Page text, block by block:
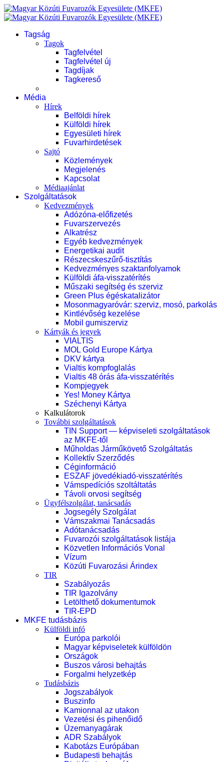
Tagság
Tagok
Tagfelvétel
Tagfelvétel új
Tagdíjak
Tagkereső
Média
Hírek
Belföldi hírek
Külföldi hírek
Egyesületi hírek
Fuvarhirdetések
Sajtó
Közlemények
Megjelenés
Kapcsolat
Médiaajánlat
Szolgáltatások
Kedvezmények
Adózóna-előfizetés
Fuvarszervezés
Alkatrész
Egyéb kedvezmények
Energetikai audit
Részecskeszűrő-tisztítás
Kedvezményes szaktanfolyamok
Külföldi áfa-visszatérítés
Műszaki segítség és szerviz
Green Plus égéskatalizátor
Mosonmagyaróvár: szerviz, mosó, parkolás
Kintlévőség kezelése
Mobil gumiszerviz
Kártyák és jegyek
VIALTIS
MOL Gold Europe Kártya
DKV kártya
Vialtis kompfoglalás
Vialtis 48 órás áfa-visszatérítés
Kompjegyek
Yes! Money Kártya
Széchenyi Kártya
Kalkulátorok
További szolgáltatások
TIN Support — képviseleti szolgáltatások
az MKFE-től
Műholdas Járműkövető Szolgáltatás
Kollektív Szerződés
Céginformáció
ESZAF jövedékiadó-visszatérítés
Vámspedíciós szoltáltatás
Távoli orvosi segítség
Ügyfélszolgálat, tanácsadás
Jogsegély Szolgálat
Vámszakmai Tanácsadás
Adótanácsadás
Fuvarozói szolgáltatások listája
Közvetlen Információs Vonal
Vízum
Közúti Fuvarozási Árindex
TIR
Szabályozás
TIR Igazolvány
Letölthető dokumentumok
TIR-EPD
MKFE tudásbázis
Külföldi infó
Európa parkolói
Magyar képviseletek külföldön
Országok
Buszos városi behajtás
Forgalmi helyzetkép
Tudásbázis
Jogszabályok
Buszinfo
Kamionnal az utakon
Vezetési és pihenőidő
Üzemanyagárak
ADR Szabályok
Kabotázs Európában
Budapesti behajtás